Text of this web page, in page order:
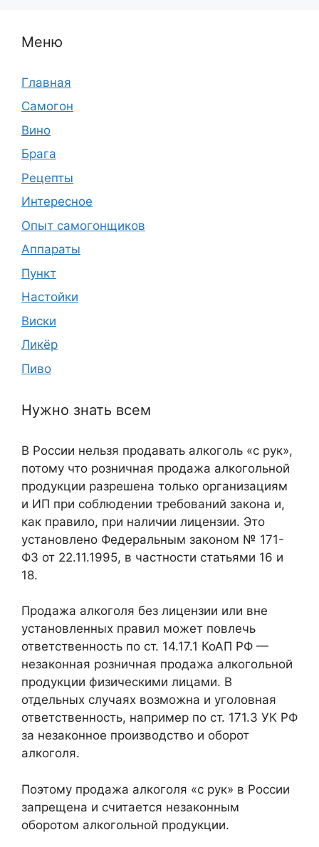
Меню
Главная
Самогон
Вино
Брага
Рецепты
Интересное
Опыт самогонщиков
Аппараты
Пункт
Настойки
Виски
Ликёр
Пиво
Нужно знать всем
В России нельзя продавать алкоголь «с рук»,
потому что розничная продажа алкогольной
продукции разрешена только организациям
и ИП при соблюдении требований закона и,
как правило, при наличии лицензии. Это
установлено Федеральным законом № 171-
ФЗ от 22.11.1995, в частности статьями 16 и
18.
Продажа алкоголя без лицензии или вне
установленных правил может повлечь
ответственность по ст. 14.17.1 КоАП РФ —
незаконная розничная продажа алкогольной
продукции физическими лицами. В
отдельных случаях возможна и уголовная
ответственность, например по ст. 171.3 УК РФ
за незаконное производство и оборот
алкоголя.
Поэтому продажа алкоголя «с рук» в России
запрещена и считается незаконным
оборотом алкогольной продукции.